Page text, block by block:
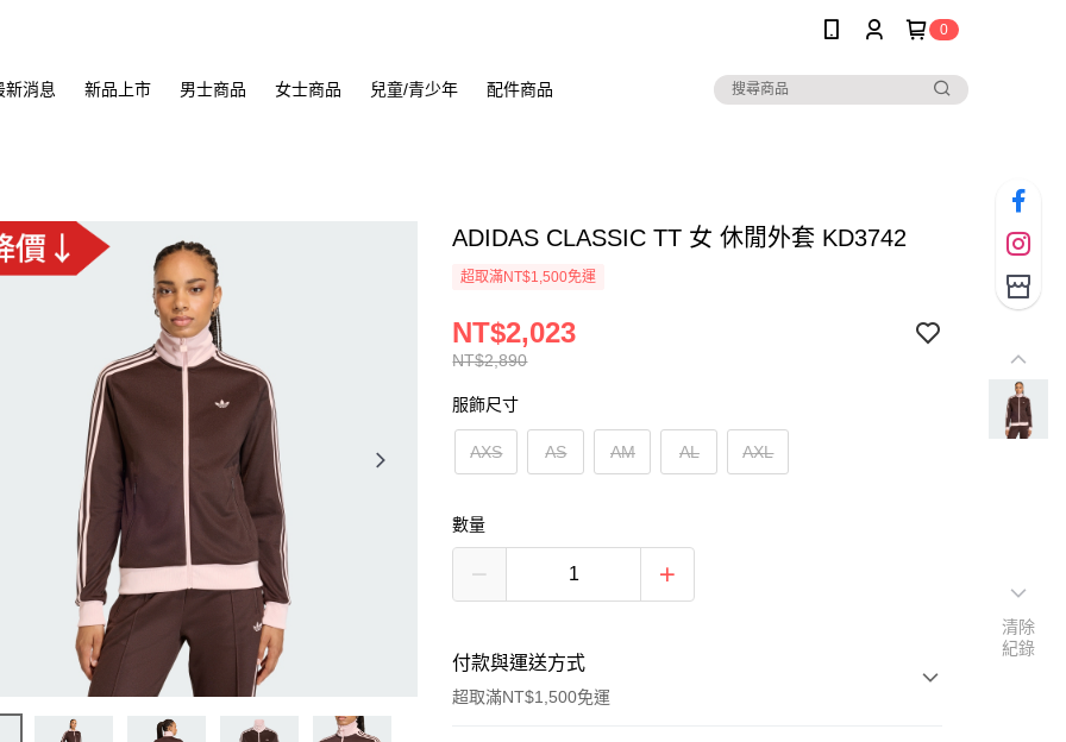
0
新消息 新品上市 男士商品 女士商品 兒童/青少年 配件商品
ADIDAS CLASSIC TT 女 休閒外套 KD3742
超取滿NT$1,500免運
NT$2,890
NT$2,023
服飾尺寸
AXS AS AM AL AXL
數量
付款與運送方式
超取滿NT$1,500免運
清除
紀錄